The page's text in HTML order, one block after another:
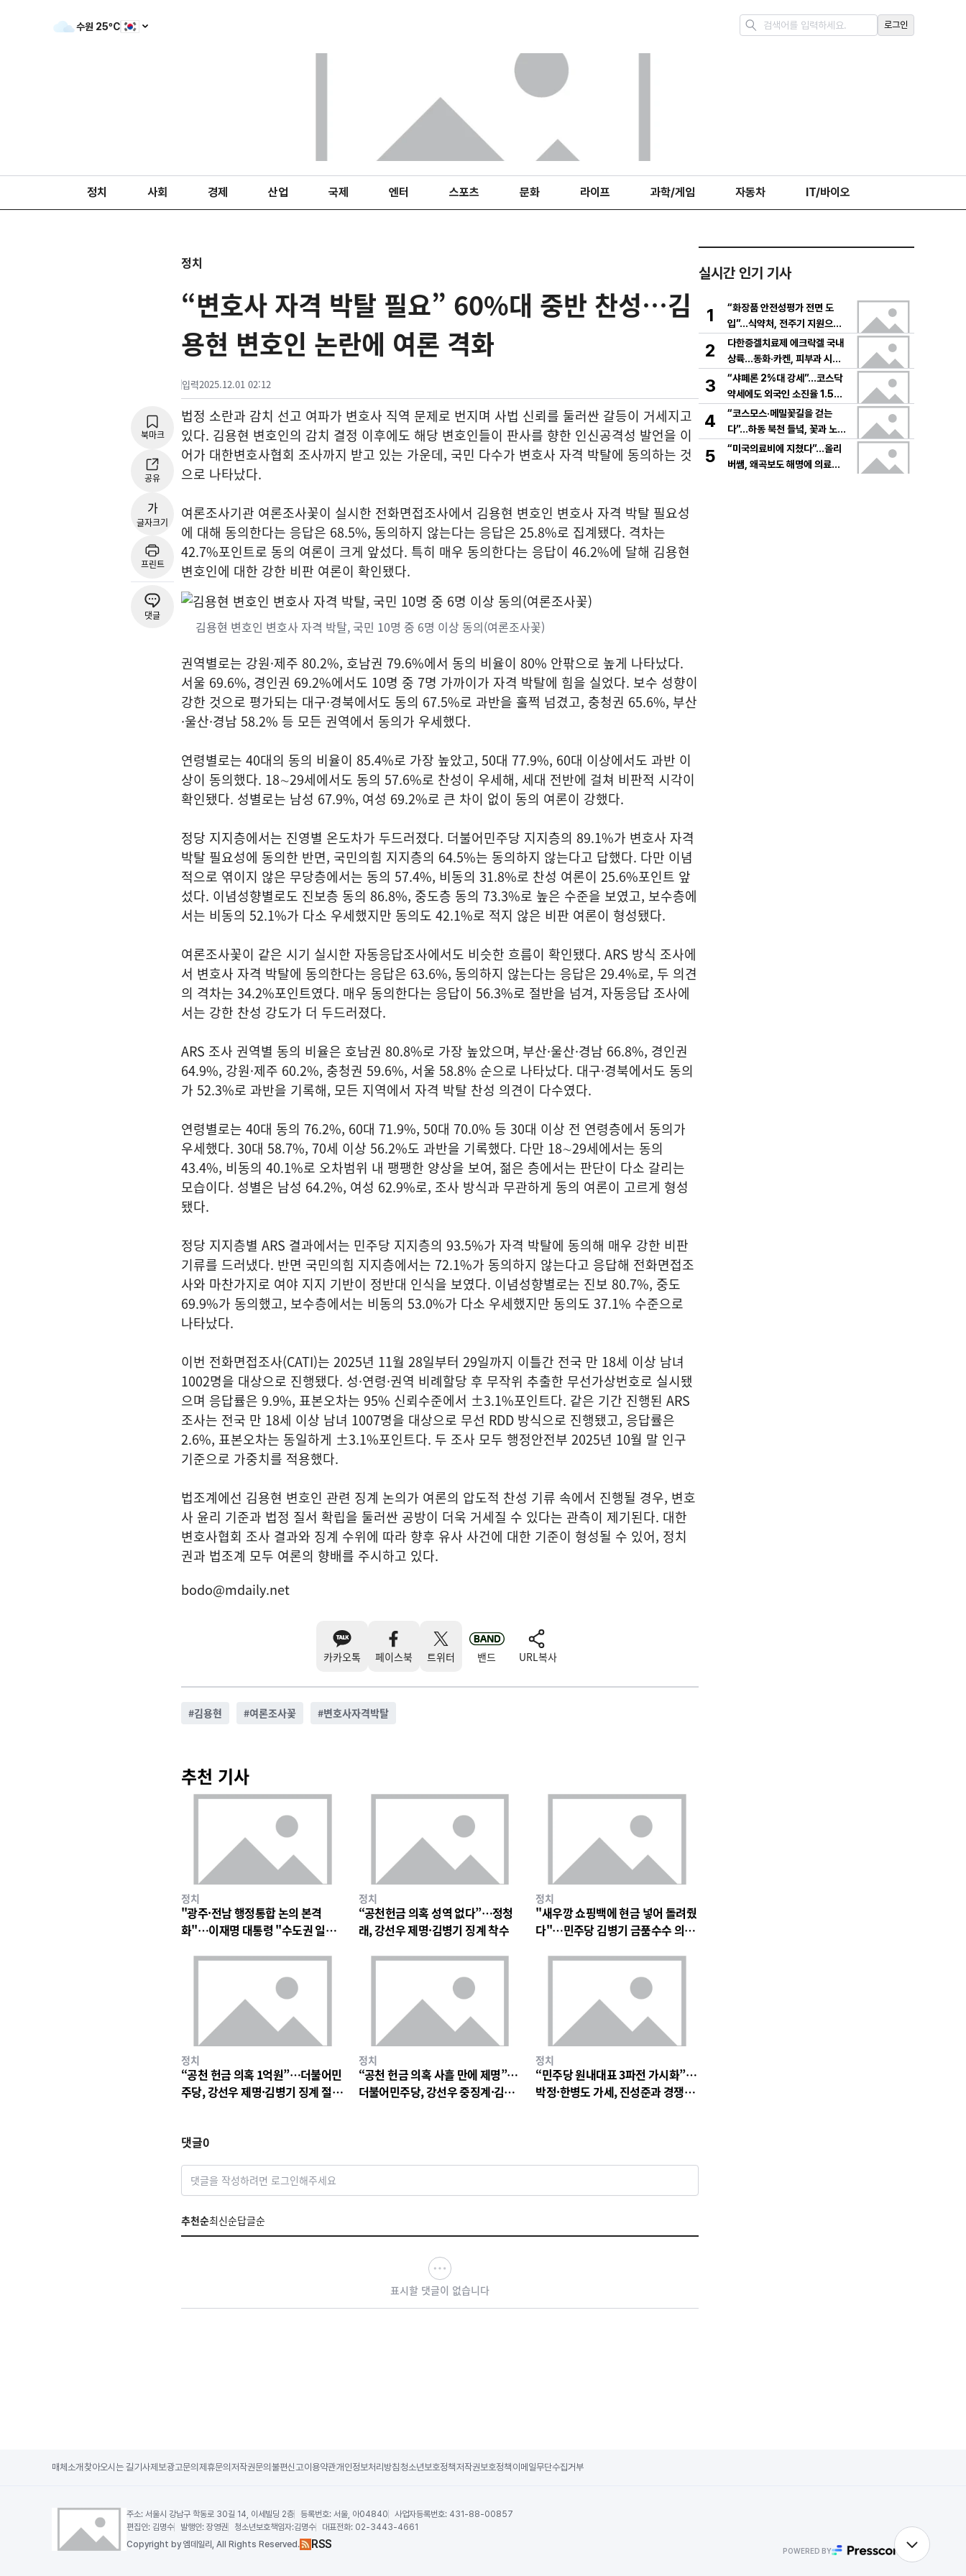
수원 25ºC 로그인
정치 사회 경제 산업 국제 엔터 스포츠 문화 라이프 과학/게임 자동차 IT/바이오
정치
“변호사 자격 박탈 필요” 60%대 중반 찬성…김
용현 변호인 논란에 여론 격화
입력2025.12.01 02:12
북마크
공유
가
글자크기
프린트
댓글
법정 소란과 감치 선고 여파가 변호사 직역 문제로 번지며 사법 신뢰를 둘러싼 갈등이 거세지고
있다. 김용현 변호인의 감치 결정 이후에도 해당 변호인들이 판사를 향한 인신공격성 발언을 이
어가 대한변호사협회 조사까지 받고 있는 가운데, 국민 다수가 변호사 자격 박탈에 동의하는 것
으로 나타났다.
여론조사기관 여론조사꽃이 실시한 전화면접조사에서 김용현 변호인 변호사 자격 박탈 필요성
에 대해 동의한다는 응답은 68.5%, 동의하지 않는다는 응답은 25.8%로 집계됐다. 격차는
42.7%포인트로 동의 여론이 크게 앞섰다. 특히 매우 동의한다는 응답이 46.2%에 달해 김용현
변호인에 대한 강한 비판 여론이 확인됐다.
김용현 변호인 변호사 자격 박탈, 국민 10명 중 6명 이상 동의(여론조사꽃)
권역별로는 강원·제주 80.2%, 호남권 79.6%에서 동의 비율이 80% 안팎으로 높게 나타났다.
서울 69.6%, 경인권 69.2%에서도 10명 중 7명 가까이가 자격 박탈에 힘을 실었다. 보수 성향이
강한 것으로 평가되는 대구·경북에서도 동의 67.5%로 과반을 훌쩍 넘겼고, 충청권 65.6%, 부산
·울산·경남 58.2% 등 모든 권역에서 동의가 우세했다.
연령별로는 40대의 동의 비율이 85.4%로 가장 높았고, 50대 77.9%, 60대 이상에서도 과반 이
상이 동의했다. 18∼29세에서도 동의 57.6%로 찬성이 우세해, 세대 전반에 걸쳐 비판적 시각이
확인됐다. 성별로는 남성 67.9%, 여성 69.2%로 큰 차이 없이 동의 여론이 강했다.
정당 지지층에서는 진영별 온도차가 두드러졌다. 더불어민주당 지지층의 89.1%가 변호사 자격
박탈 필요성에 동의한 반면, 국민의힘 지지층의 64.5%는 동의하지 않는다고 답했다. 다만 이념
적으로 엮이지 않은 무당층에서는 동의 57.4%, 비동의 31.8%로 찬성 여론이 25.6%포인트 앞
섰다. 이념성향별로도 진보층 동의 86.8%, 중도층 동의 73.3%로 높은 수준을 보였고, 보수층에
서는 비동의 52.1%가 다소 우세했지만 동의도 42.1%로 적지 않은 비판 여론이 형성됐다.
여론조사꽃이 같은 시기 실시한 자동응답조사에서도 비슷한 흐름이 확인됐다. ARS 방식 조사에
서 변호사 자격 박탈에 동의한다는 응답은 63.6%, 동의하지 않는다는 응답은 29.4%로, 두 의견
의 격차는 34.2%포인트였다. 매우 동의한다는 응답이 56.3%로 절반을 넘겨, 자동응답 조사에
서는 강한 찬성 강도가 더 두드러졌다.
ARS 조사 권역별 동의 비율은 호남권 80.8%로 가장 높았으며, 부산·울산·경남 66.8%, 경인권
64.9%, 강원·제주 60.2%, 충청권 59.6%, 서울 58.8% 순으로 나타났다. 대구·경북에서도 동의
가 52.3%로 과반을 기록해, 모든 지역에서 자격 박탈 찬성 의견이 다수였다.
연령별로는 40대 동의 76.2%, 60대 71.9%, 50대 70.0% 등 30대 이상 전 연령층에서 동의가
우세했다. 30대 58.7%, 70세 이상 56.2%도 과반을 기록했다. 다만 18∼29세에서는 동의
43.4%, 비동의 40.1%로 오차범위 내 팽팽한 양상을 보여, 젊은 층에서는 판단이 다소 갈리는
모습이다. 성별은 남성 64.2%, 여성 62.9%로, 조사 방식과 무관하게 동의 여론이 고르게 형성
됐다.
정당 지지층별 ARS 결과에서는 민주당 지지층의 93.5%가 자격 박탈에 동의해 매우 강한 비판
기류를 드러냈다. 반면 국민의힘 지지층에서는 72.1%가 동의하지 않는다고 응답해 전화면접조
사와 마찬가지로 여야 지지 기반이 정반대 인식을 보였다. 이념성향별로는 진보 80.7%, 중도
69.9%가 동의했고, 보수층에서는 비동의 53.0%가 다소 우세했지만 동의도 37.1% 수준으로
나타났다.
이번 전화면접조사(CATI)는 2025년 11월 28일부터 29일까지 이틀간 전국 만 18세 이상 남녀
1002명을 대상으로 진행됐다. 성·연령·권역 비례할당 후 무작위 추출한 무선가상번호로 실시됐
으며 응답률은 9.9%, 표본오차는 95% 신뢰수준에서 ±3.1%포인트다. 같은 기간 진행된 ARS
조사는 전국 만 18세 이상 남녀 1007명을 대상으로 무선 RDD 방식으로 진행됐고, 응답률은
2.6%, 표본오차는 동일하게 ±3.1%포인트다. 두 조사 모두 행정안전부 2025년 10월 말 인구
기준으로 가중치를 적용했다.
법조계에선 김용현 변호인 관련 징계 논의가 여론의 압도적 찬성 기류 속에서 진행될 경우, 변호
사 윤리 기준과 법정 질서 확립을 둘러싼 공방이 더욱 거세질 수 있다는 관측이 제기된다. 대한
변호사협회 조사 결과와 징계 수위에 따라 향후 유사 사건에 대한 기준이 형성될 수 있어, 정치
권과 법조계 모두 여론의 향배를 주시하고 있다.
bodo@mdaily.net
카카오톡 페이스북 트위터 밴드 URL복사
#김용현 #여론조사꽃 #변호사자격박탈
추천 기사
정치
"광주·전남 행정통합 논의 본격
화"…이재명 대통령 "수도권 일극
정치
“공천헌금 의혹 성역 없다”…정청
래, 강선우 제명·김병기 징계 착수
정치
"새우깡 쇼핑백에 현금 넣어 돌려줬
다"…민주당 김병기 금품수수 의혹
정치
“공천 헌금 의혹 1억원”…더불어민
주당, 강선우 제명·김병기 징계 절
정치
“공천 헌금 의혹 사흘 만에 제명”…
더불어민주당, 강선우 중징계·김병
정치
“민주당 원내대표 3파전 가시화”…
박정·한병도 가세, 진성준과 경쟁
댓글0
댓글을 작성하려면 로그인해주세요
추천순최신순답글순
표시할 댓글이 없습니다
실시간 인기 기사
1
“화장품 안전성평가 전면 도
입”…식약처, 전주기 지원으로
K뷰티 고도화
2
다한증겔치료제 에크락겔 국내
상륙…동화·카켄, 피부과 시장
공략
3
“샤페론 2%대 강세”…코스닥
약세에도 외국인 소진율 1.5
9% 기록
4
“코스모스·메밀꽃길을 걷는
다”…하동 북천 들녘, 꽃과 노래
로 물드는 가을의 하루
5
“미국의료비에 지쳤다”…올리
버쌤, 왜곡보도 해명에 의료시
매체소개 찾아오시는 길기사제보광고문의 제휴문의 저작권문의 불편신고이용약관개인정보처리방침 청소년보호정책저작권보호정책 이메일무단수집거부
주소:서울시 강남구 학동로 30길 14, 이세빌딩 2층 등록번호: 서울, 아04840 사업자등록번호: 431-88-00857
편집인: 김명수 발행인:장영권 청소년보호책임자:김명수 대표전화: 02-3443-4661
Copyright by 엠데일리, All Rights Reserved. RSS POWERED BY